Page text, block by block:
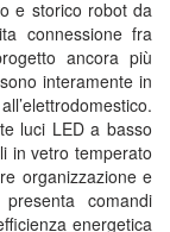
e storico robot da
connessione fra
ancora più
interamente in
luci LED a basso
in vetro temperato
organizzazione e
comandi
energetica